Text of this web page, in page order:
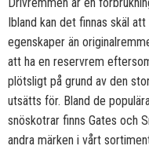
Ibland kan det finnas skäl att
egenskaper än
att ha en reservrem
plötsligt på grund av den
utsätts för. Bland de
snöskotrar finns Gates och
andra märken i vårt